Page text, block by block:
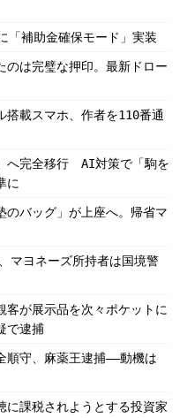
補助金確保モード」実装
のは完璧な押印。最新ドロー
載スマホ、作者を110番通
へ完全移行 AI対策で「駒を
に
のバッグ」が上座へ。帰省マ
マヨネーズ所持者は国境警
客が展示品を次々ポケットに
で逮捕
順守、麻薬王逮捕――動機は
に課税されようとする投資家